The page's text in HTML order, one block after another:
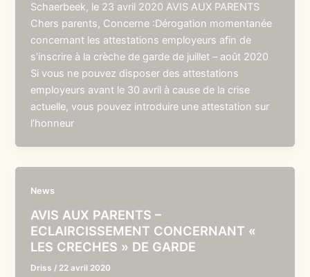
Schaerbeek, le 23 avril 2020 AVIS AUX PARENTS
Chers parents, Concerne :Dérogation momentanée
concernant les attestations employeurs afin de
s’inscrire à la crèche de garde de juillet – août 2020
Si vous ne pouvez disposer des attestations
employeurs avant le 30 avril à cause de la crise
actuelle, vous pouvez introduire une attestation sur
l’honneur
News
AVIS AUX PARENTS –
ECLAIRCISSEMENT CONCERNANT «
LES CRECHES » DE GARDE
Driss / 22 avril 2020